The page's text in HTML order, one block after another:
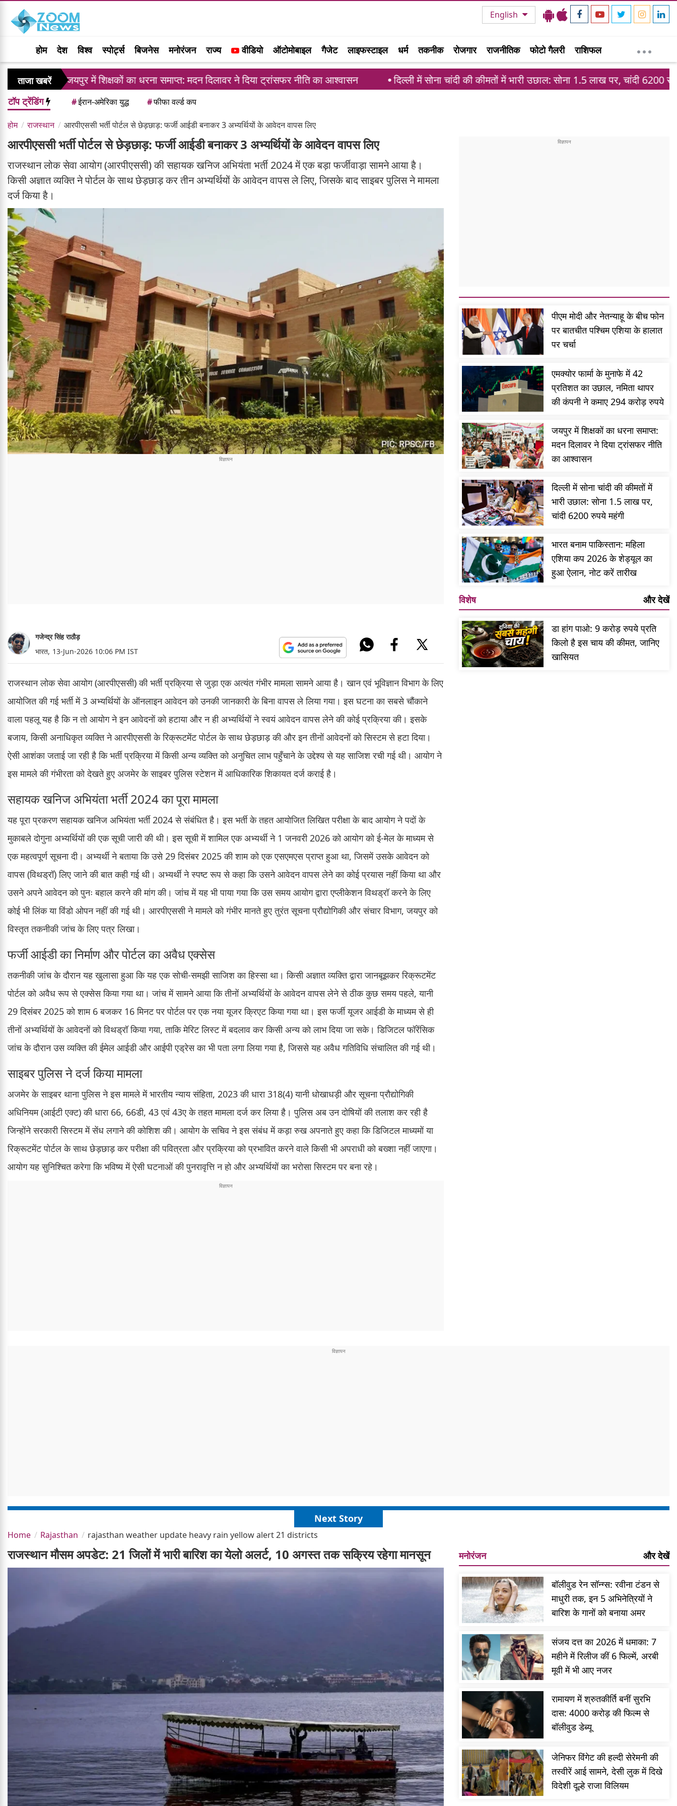
English
होम देश विश्व स्पोर्ट्स बिजनेस मनोरंजन राज्य वीडियो ऑटोमोबाइल गैजेट लाइफस्टाइल धर्म तकनीक रोजगार राजनीतिक फोटो गैलरी राशिफल
ताजा खबरें
जयपुर में शिक्षकों का धरना समाप्त: मदन दिलावर ने दिया ट्रांसफर नीति का आश्वासन दिल्ली में सोना चांदी की कीमतों में भारी उछाल: सोना 1.5 लाख पर, चांदी 6200 रुपये महंगी
टॉप ट्रेंडिंग #ईरान-अमेरिका युद्ध #फीफा वर्ल्ड कप
होम राजस्थान आरपीएससी भर्ती पोर्टल से छेड़छाड़: फर्जी आईडी बनाकर 3 अभ्यर्थियों के आवेदन वापस लिए
आरपीएससी भर्ती पोर्टल से छेड़छाड़: फर्जी आईडी बनाकर 3 अभ्यर्थियों के आवेदन वापस लिए
राजस्थान लोक सेवा आयोग (आरपीएससी) की सहायक खनिज अभियंता भर्ती 2024 में एक बड़ा फर्जीवाड़ा सामने आया है।
किसी अज्ञात व्यक्ति ने पोर्टल के साथ छेड़छाड़ कर तीन अभ्यर्थियों के आवेदन वापस ले लिए, जिसके बाद साइबर पुलिस ने मामला
दर्ज किया है।
गजेन्द्र सिंह राठौड़
भारत, 13-Jun-2026 10:06 PM IST
राजस्थान लोक सेवा आयोग (आरपीएससी) की भर्ती प्रक्रिया से जुड़ा एक अत्यंत गंभीर मामला सामने आया है। खान एवं भूविज्ञान विभाग के लिए
आयोजित की गई भर्ती में 3 अभ्यर्थियों के ऑनलाइन आवेदन को उनकी जानकारी के बिना वापस ले लिया गया। इस घटना का सबसे चौंकाने
वाला पहलू यह है कि न तो आयोग ने इन आवेदनों को हटाया और न ही अभ्यर्थियों ने स्वयं आवेदन वापस लेने की कोई प्रक्रिया की। इसके
बजाय, किसी अनाधिकृत व्यक्ति ने आरपीएससी के रिक्रूटमेंट पोर्टल के साथ छेड़छाड़ की और इन तीनों आवेदनों को सिस्टम से हटा दिया।
ऐसी आशंका जताई जा रही है कि भर्ती प्रक्रिया में किसी अन्य व्यक्ति को अनुचित लाभ पहुँचाने के उद्देश्य से यह साजिश रची गई थी। आयोग ने
इस मामले की गंभीरता को देखते हुए अजमेर के साइबर पुलिस स्टेशन में आधिकारिक शिकायत दर्ज कराई है।
सहायक खनिज अभियंता भर्ती 2024 का पूरा मामला
यह पूरा प्रकरण सहायक खनिज अभियंता भर्ती 2024 से संबंधित है। इस भर्ती के तहत आयोजित लिखित परीक्षा के बाद आयोग ने पदों के
मुकाबले दोगुना अभ्यर्थियों की एक सूची जारी की थी। इस सूची में शामिल एक अभ्यर्थी ने 1 जनवरी 2026 को आयोग को ई-मेल के माध्यम से
एक महत्वपूर्ण सूचना दी। अभ्यर्थी ने बताया कि उसे 29 दिसंबर 2025 की शाम को एक एसएमएस प्राप्त हुआ था, जिसमें उसके आवेदन को
वापस (विथड्रॉ) लिए जाने की बात कही गई थी। अभ्यर्थी ने स्पष्ट रूप से कहा कि उसने आवेदन वापस लेने का कोई प्रयास नहीं किया था और
उसने अपने आवेदन को पुनः बहाल करने की मांग की। जांच में यह भी पाया गया कि उस समय आयोग द्वारा एप्लीकेशन विथड्रॉ करने के लिए
कोई भी लिंक या विंडो ओपन नहीं की गई थी। आरपीएससी ने मामले को गंभीर मानते हुए तुरंत सूचना प्रौद्योगिकी और संचार विभाग, जयपुर को
विस्तृत तकनीकी जांच के लिए पत्र लिखा।
फर्जी आईडी का निर्माण और पोर्टल का अवैध एक्सेस
तकनीकी जांच के दौरान यह खुलासा हुआ कि यह एक सोची-समझी साजिश का हिस्सा था। किसी अज्ञात व्यक्ति द्वारा जानबूझकर रिक्रूटमेंट
पोर्टल को अवैध रूप से एक्सेस किया गया था। जांच में सामने आया कि तीनों अभ्यर्थियों के आवेदन वापस लेने से ठीक कुछ समय पहले, यानी
29 दिसंबर 2025 को शाम 6 बजकर 16 मिनट पर पोर्टल पर एक नया यूजर क्रिएट किया गया था। इस फर्जी यूजर आईडी के माध्यम से ही
तीनों अभ्यर्थियों के आवेदनों को विथड्रॉ किया गया, ताकि मेरिट लिस्ट में बदलाव कर किसी अन्य को लाभ दिया जा सके। डिजिटल फॉरेंसिक
जांच के दौरान उस व्यक्ति की ईमेल आईडी और आईपी एड्रेस का भी पता लगा लिया गया है, जिससे यह अवैध गतिविधि संचालित की गई थी।
साइबर पुलिस ने दर्ज किया मामला
अजमेर के साइबर थाना पुलिस ने इस मामले में भारतीय न्याय संहिता, 2023 की धारा 318(4) यानी धोखाधड़ी और सूचना प्रौद्योगिकी
अधिनियम (आईटी एक्ट) की धारा 66, 66डी, 43 एवं 43ए के तहत मामला दर्ज कर लिया है। पुलिस अब उन दोषियों की तलाश कर रही है
जिन्होंने सरकारी सिस्टम में सेंध लगाने की कोशिश की। आयोग के सचिव ने इस संबंध में कड़ा रुख अपनाते हुए कहा कि डिजिटल माध्यमों या
रिक्रूटमेंट पोर्टल के साथ छेड़छाड़ कर परीक्षा की पवित्रता और प्रक्रिया को प्रभावित करने वाले किसी भी अपराधी को बख्शा नहीं जाएगा।
आयोग यह सुनिश्चित करेगा कि भविष्य में ऐसी घटनाओं की पुनरावृत्ति न हो और अभ्यर्थियों का भरोसा सिस्टम पर बना रहे।
पीएम मोदी और नेतन्याहू के बीच फोन
पर बातचीत पश्चिम एशिया के हालात
पर चर्चा
एमक्योर फार्मा के मुनाफे में 42
प्रतिशत का उछाल, नमिता थापर
की कंपनी ने कमाए 294 करोड़ रुपये
जयपुर में शिक्षकों का धरना समाप्त:
मदन दिलावर ने दिया ट्रांसफर नीति
का आश्वासन
दिल्ली में सोना चांदी की कीमतों में
भारी उछाल: सोना 1.5 लाख पर,
चांदी 6200 रुपये महंगी
भारत बनाम पाकिस्तान: महिला
एशिया कप 2026 के शेड्यूल का
हुआ ऐलान, नोट करें तारीख
विशेष और देखें
डा हांग पाओ: 9 करोड़ रुपये प्रति
किलो है इस चाय की कीमत, जानिए
खासियत
Next Story
Home Rajasthan rajasthan weather update heavy rain yellow alert 21 districts
राजस्थान मौसम अपडेट: 21 जिलों में भारी बारिश का येलो अलर्ट, 10 अगस्त तक सक्रिय रहेगा मानसून मनोरंजन और देखें
बॉलीवुड रेन सॉन्ग्स: रवीना टंडन से
माधुरी तक, इन 5 अभिनेत्रियों ने
बारिश के गानों को बनाया अमर
संजय दत्त का 2026 में धमाका: 7
महीने में रिलीज कीं 6 फिल्में, अरबी
मूवी में भी आए नजर
रामायण में श्रुतकीर्ति बनीं सुरभि
दास: 4000 करोड़ की फिल्म से
बॉलीवुड डेब्यू
जेनिफर विंगेट की हल्दी सेरेमनी की
तस्वीरें आई सामने, देसी लुक में दिखे
विदेशी दूल्हे राजा विलियम